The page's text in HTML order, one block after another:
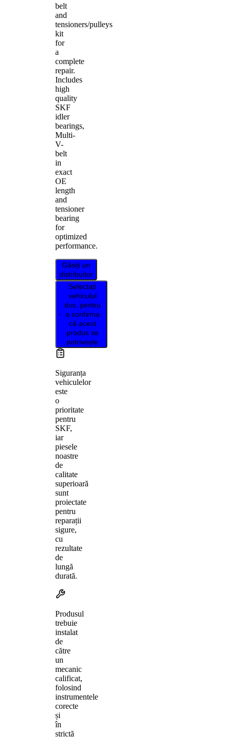
belt
and
tensioners/pulleys
kit
for
a
complete
repair.
Includes
high
quality
SKF
idler
bearings,
Multi-
V-
belt
in
exact
OE
length
and
tensioner
bearing
for
optimized
performance.
Găsiți un
distribuitor
Selectați
vehiculul
dvs. pentru
a confirma
că acest
produs se
potrivește
Siguranța
vehiculelor
este
o
prioritate
pentru
SKF,
iar
piesele
noastre
de
calitate
superioară
sunt
proiectate
pentru
reparații
sigure,
cu
rezultate
de
lungă
durată.
Produsul
trebuie
instalat
de
către
un
mecanic
calificat,
folosind
instrumentele
corecte
și
în
strictă